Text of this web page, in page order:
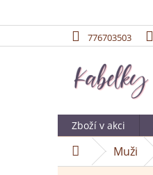
776703503
Zboží v akci
DomůMuži